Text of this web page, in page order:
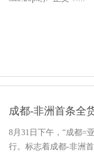
成都-非洲首条全
8月31日下午，“成都=
行。标志着成都-非洲